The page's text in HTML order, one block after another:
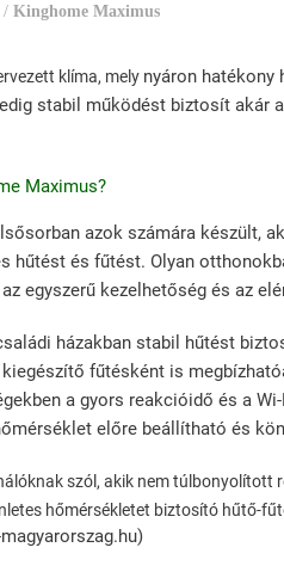
/ Kinghome Maximus
klíma, mely nyáron hatékony
stabil működést biztosít akár
Maximus?
azok számára készült,
hűtést és fűtést. Olyan
egyszerű kezelhetőség és az
házakban stabil hűtést
fűtésként is
a gyors reakcióidő és a
előre beállítható és
szól, akik nem túlbonyolított
hőmérsékletet biztosító hűtő-